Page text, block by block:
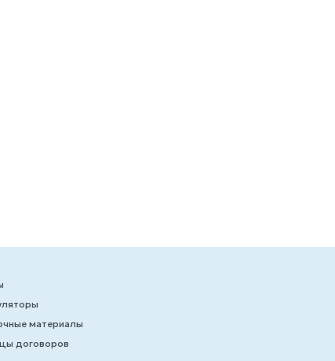
материалы
договоров